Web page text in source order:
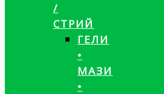
/
СТРИЙ
ГЕЛИ
•
МАЗИ
•